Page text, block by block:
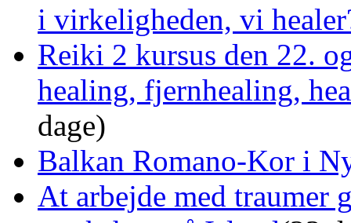
i virkeligheden, vi
Reiki 2 kursus den 22.
healing, fjernhealing,
dage)
Balkan Romano-Kor i
At arbejde med traumer